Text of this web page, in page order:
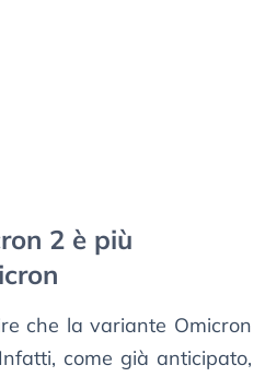
2 è più
che la variante Omicron
come già anticipato,